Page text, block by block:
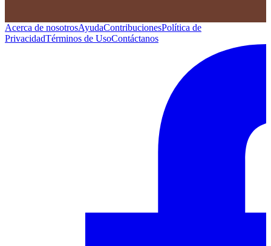
Acerca de nosotrosAyudaContribucionesPolítica de
PrivacidadTérminos de UsoContáctanos